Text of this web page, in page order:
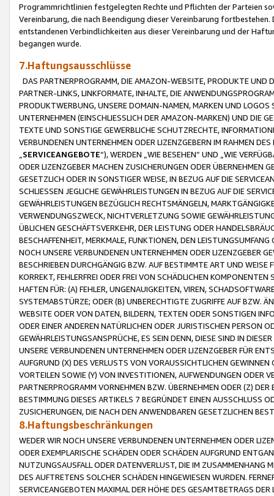
Programmrichtlinien festgelegten Rechte und Pflichten der Parteien
Vereinbarung, die nach Beendigung dieser Vereinbarung
entstandenen Verbindlichkeiten aus dieser Vereinbarung und der
begangen wurde.
7.Haftungsausschlüsse
DAS PARTNERPROGRAMM, DIE AMAZON-WEBSITE, PRODUKTE UND
PARTNER-LINKS, LINKFORMATE, INHALTE, DIE
PRODUKTWERBUNG, UNSERE DOMAIN-NAMEN, MARKEN UND
UNTERNEHMEN (EINSCHLIESSLICH DER AMAZON-MARKEN) UND DIE
TEXTE UND SONSTIGE GEWERBLICHE SCHUTZRECHTE,
VERBUNDENEN UNTERNEHMEN ODER LIZENZGEBERN IM RAHMEN
SERVICEANGEBOTE“), WERDEN „WIE BESEHEN“ UND „WIE
ODER LIZENZGEBER MACHEN ZUSICHERUNGEN ODER ÜBERNEHMEN
GESETZLICH ODER IN SONSTIGER WEISE, IN BEZUG AUF DIE
SCHLIESSEN JEGLICHE GEWÄHRLEISTUNGEN IN BEZUG AUF DIE
GEWÄHRLEISTUNGEN BEZÜGLICH RECHTSMÄNGELN,
VERWENDUNGSZWECK, NICHTVERLETZUNG SOWIE
ÜBLICHEN GESCHÄFTSVERKEHR, DER LEISTUNG ODER
BESCHAFFENHEIT, MERKMALE, FUNKTIONEN, DEN
NOCH UNSERE VERBUNDENEN UNTERNEHMEN ODER LIZENZGEBER
BESCHRIEBEN DURCHGÄNGIG BZW. AUF BESTIMMTE ART UND
KORREKT, FEHLERFREI ODER FREI VON SCHÄDLICHEN
HAFTEN FÜR: (A) FEHLER, UNGENAUIGKEITEN, VIREN,
SYSTEMABSTÜRZE; ODER (B) UNBERECHTIGTE ZUGRIFFE AUF BZW.
WEBSITE ODER VON DATEN, BILDERN, TEXTEN ODER SONSTIGEN
ODER EINER ANDEREN NATÜRLICHEN ODER JURISTISCHEN PERSON
GEWÄHRLEISTUNGSANSPRÜCHE, ES SEIN DENN, DIESE SIND IN
UNSERE VERBUNDENEN UNTERNEHMEN ODER LIZENZGEBER FÜR
AUFGRUND (X) DES VERLUSTS VON VORAUSSICHTLICHEN
VORTEILEN SOWIE (Y) VON INVESTITIONEN, AUFWENDUNGEN ODER
PARTNERPROGRAMM VORNEHMEN BZW. ÜBERNEHMEN ODER (Z)
BESTIMMUNG DIESES ARTIKELS 7 BEGRÜNDET EINEN AUSSCHLUSS
ZUSICHERUNGEN, DIE NACH DEN ANWENDBAREN GESETZLICHEN
8.Haftungsbeschränkungen
WEDER WIR NOCH UNSERE VERBUNDENEN UNTERNEHMEN ODER
ODER EXEMPLARISCHE SCHÄDEN ODER SCHÄDEN AUFGRUND
NUTZUNGSAUSFALL ODER DATENVERLUST, DIE IM ZUSAMMENHANG
DES AUFTRETENS SOLCHER SCHÄDEN HINGEWIESEN WURDEN.
SERVICEANGEBOTEN MAXIMAL DER HÖHE DES GESAMTBETRAGS